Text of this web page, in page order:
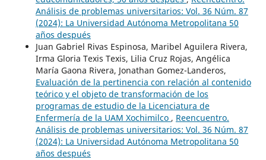
Análisis de problemas universitarios: Vol. 36 Núm. 87
(2024): La Universidad Autónoma Metropolitana 50
años después
Juan Gabriel Rivas Espinosa, Maribel Aguilera Rivera,
Irma Gloria Texis Texis, Lilia Cruz Rojas, Angélica
María Gaona Rivera, Jonathan Gomez-Landeros,
Evaluación de la pertinencia con relación al contenido
teórico y el objeto de transformación de los
programas de estudio de la Licenciatura de
Enfermería de la UAM Xochimilco , Reencuentro.
Análisis de problemas universitarios: Vol. 36 Núm. 87
(2024): La Universidad Autónoma Metropolitana 50
años después